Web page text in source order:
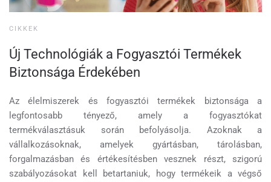
CIKKEK
Új Technológiák a Fogyasztói Termékek
Biztonsága Érdekében
Az élelmiszerek és fogyasztói termékek biztonsága a
legfontosabb tényező, amely a fogyasztókat
termékválasztásuk során befolyásolja. Azoknak a
vállalkozásoknak, amelyek gyártásban, tárolásban,
forgalmazásban és értékesítésben vesznek részt, szigorú
szabályozásokat kell betartaniuk, hogy termékeik a végső